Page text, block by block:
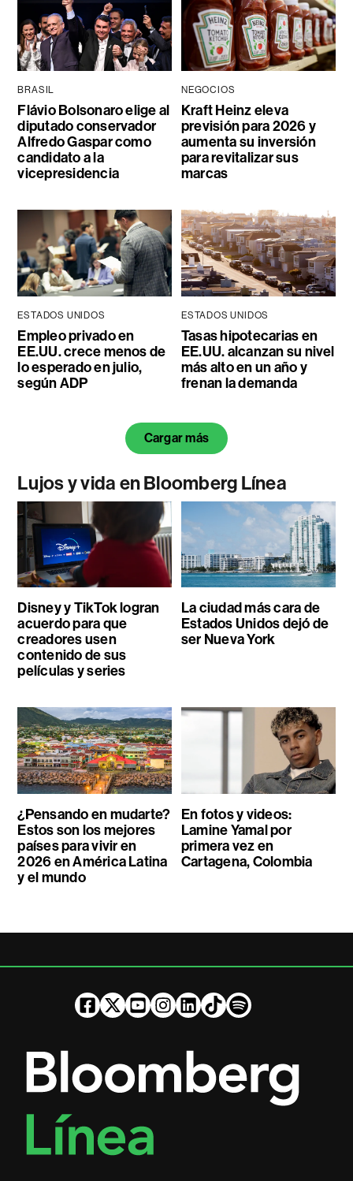
BRASIL
Flávio Bolsonaro elige al
diputado conservador
Alfredo Gaspar como
candidato a la
vicepresidencia
NEGOCIOS
Kraft Heinz eleva
previsión para 2026 y
aumenta su inversión
para revitalizar sus
marcas
ESTADOS UNIDOS
Empleo privado en
EE.UU. crece menos de
lo esperado en julio,
según ADP
ESTADOS UNIDOS
Tasas hipotecarias en
EE.UU. alcanzan su nivel
más alto en un año y
frenan la demanda
Cargar más
Lujos y vida en Bloomberg Línea
Disney y TikTok logran
acuerdo para que
creadores usen
contenido de sus
películas y series
La ciudad más cara de
Estados Unidos dejó de
ser Nueva York
¿Pensando en mudarte?
Estos son los mejores
países para vivir en
2026 en América Latina
y el mundo
En fotos y videos:
Lamine Yamal por
primera vez en
Cartagena, Colombia